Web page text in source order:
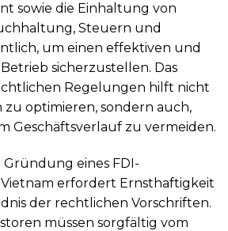
sowie die Einhaltung von
Steuern und
um einen effektiven und
sicherzustellen. Das
Regelungen hilft nicht
zu optimieren, sondern auch,
Geschäftsverlauf zu vermeiden.
Gründung eines FDI-
erfordert Ernsthaftigkeit
der rechtlichen Vorschriften.
müssen sorgfältig vom